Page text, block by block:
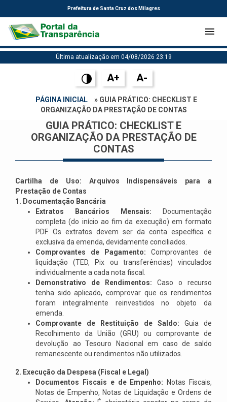
Prefeitura de Santa Cruz dos Milagres
Última atualização em 04/08/2026 23:19
A+ A-
PÁGINA INICIAL
» GUIA PRÁTICO: CHECKLIST E
ORGANIZAÇÃO DA PRESTAÇÃO DE CONTAS
GUIA PRÁTICO: CHECKLIST E
ORGANIZAÇÃO DA PRESTAÇÃO DE
CONTAS
Cartilha de Uso: Arquivos Indispensáveis para a
Prestação de Contas
1. Documentação Bancária
Extratos Bancários Mensais: Documentação
completa (do início ao fim da execução) em formato
PDF. Os extratos devem ser da conta específica e
exclusiva da emenda, devidamente conciliados.
Comprovantes de Pagamento: Comprovantes de
liquidação (TED, Pix ou transferências) vinculados
individualmente a cada nota fiscal.
Demonstrativo de Rendimentos: Caso o recurso
tenha sido aplicado, comprovar que os rendimentos
foram integralmente reinvestidos no objeto da
emenda.
Comprovante de Restituição de Saldo: Guia de
Recolhimento da União (GRU) ou comprovante de
devolução ao Tesouro Nacional em caso de saldo
remanescente ou rendimentos não utilizados.
2. Execução da Despesa (Fiscal e Legal)
Documentos Fiscais e de Empenho: Notas Fiscais,
Notas de Empenho, Notas de Liquidação e Ordens de